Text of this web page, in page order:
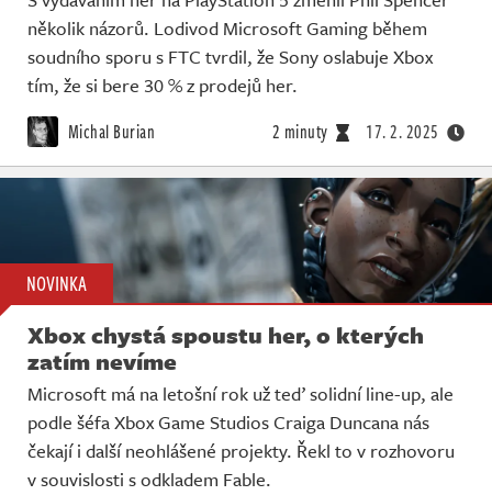
několik názorů. Lodivod Microsoft Gaming během
soudního sporu s FTC tvrdil, že Sony oslabuje Xbox
tím, že si bere 30 % z prodejů her.
Michal Burian 2 minuty 17. 2. 2025
NOVINKA
Xbox chystá spoustu her, o kterých
zatím nevíme
Microsoft má na letošní rok už teď solidní line-up, ale
podle šéfa Xbox Game Studios Craiga Duncana nás
čekají i další neohlášené projekty. Řekl to v rozhovoru
v souvislosti s odkladem Fable.